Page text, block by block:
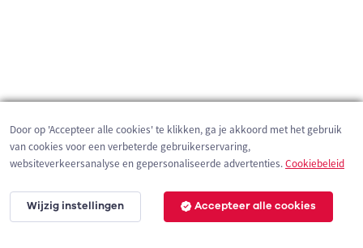
2 km
Door op 'Accepteer alle cookies' te klikken, ga je akkoord met het gebruik
van cookies voor een verbeterde gebruikerservaring,
websiteverkeersanalyse en gepersonaliseerde advertenties.Cookiebeleid
Wijzig instellingen Accepteer alle cookies